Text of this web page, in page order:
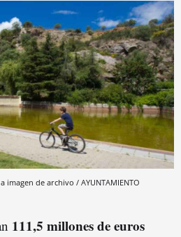
imagen de archivo / AYUNTAMIENTO
111,5 millones de euros